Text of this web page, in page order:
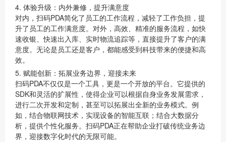
4. 体验升级：内外兼修，提升满意度
对内，扫码PDA简化了员工的工作流程，减轻了工作负担，提
升了员工的工作满意度。对外，高效、精准的服务流程，如快
速收银、快速出入库、实时物流追踪等，直接提升了客户的满
意度。无论是员工还是客户，都能感受到科技带来的便捷和高
效。
5. 赋能创新：拓展业务边界，迎接未来
扫码PDA不仅仅是一个工具，更是一个开放的平台。它提供的
SDK和灵活的扩展性，使得企业可以根据自身业务发展需求，
进行二次开发和定制，甚至可以拓展出全新的业务模式。例
如，结合物联网技术，实现设备的智能互联；结合大数据分
析，提供个性化服务。扫码PDA正在帮助企业打破传统业务边
界，迎接数字化时代的无限可能。